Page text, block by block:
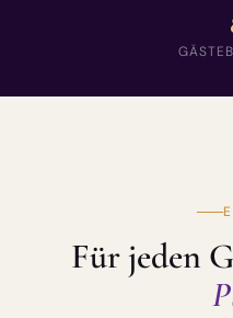
Für jeden